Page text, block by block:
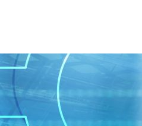
Links
Copyright-
Hinweis
Impressum